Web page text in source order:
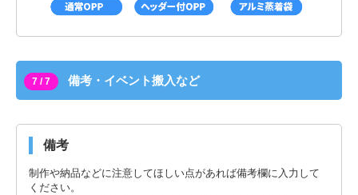
7 / 7 備考・イベント搬入など
備考
制作や納品などに注意してほしい点があれば備考欄に入力して
ください。